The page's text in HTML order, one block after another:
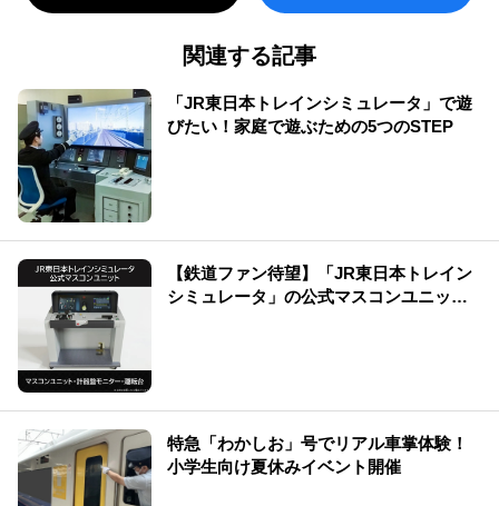
関連する記事
「JR東日本トレインシミュレータ」で遊
びたい！家庭で遊ぶための5つのSTEP
【鉄道ファン待望】「JR東日本トレイン
シミュレータ」の公式マスコンユニット
特急「わかしお」号でリアル車掌体験！
小学生向け夏休みイベント開催